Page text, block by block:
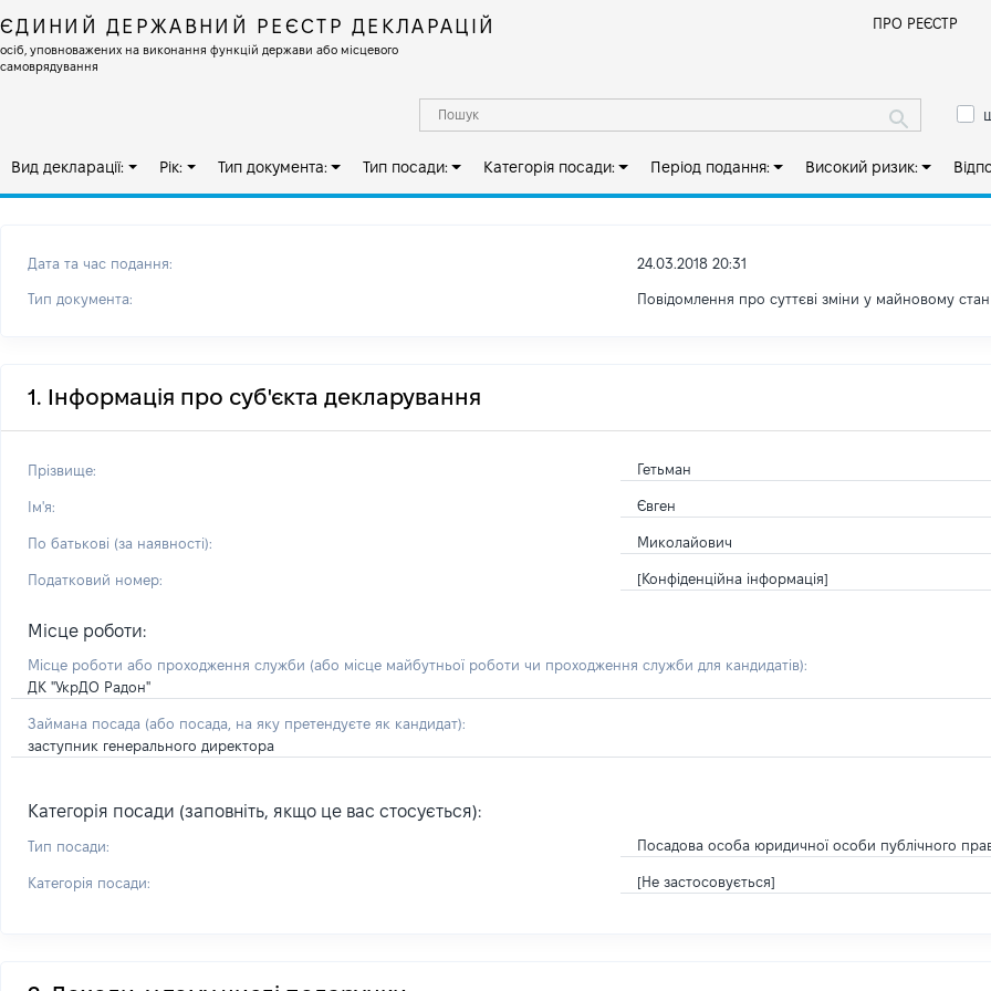
ЄДИНИЙ ДЕРЖАВНИЙ РЕЄСТР ДЕКЛАРАЦІЙ
осіб, уповноважених на виконання функцій держави або місцевого
самоврядування
ПРО РЕЄСТР
Вид декларації: Рік: Тип документа: Тип посади: Категорія посади: Період подання: Високий ризик:
Дата та час подання: 24.03.2018 20:31
Тип документа: Повідомлення про суттєві зміни y майновому
1. Інформація про суб'єкта декларування
Прізвище: Гетьман
Ім'я: Євген
По батькові (за наявності): Миколайович
Податковий номер: [Конфіденційна інформація]
Місце роботи:
Місце роботи або проходження служби (або місце майбутньої роботи чи проходження служби для кандидатів):
ДК "УкрДО Радон"
Займана посада (або посада, на яку претендуєте як кандидат):
заступник генерального директора
Категорія посади (заповніть, якщо це вас стосується):
Тип посади: Посадова особа юридичної особи публічного
Категорія посади: [Не застосовується]